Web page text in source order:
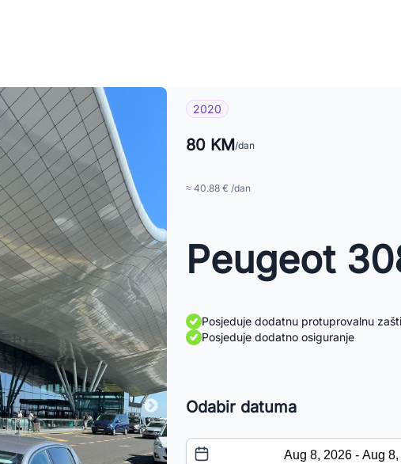
2020
80 KM/dan
≈ 40.88 € /dan
Peugeot
Posjeduje dodatnu protuprovalnu
Posjeduje dodatno osiguranje
Odabir datuma